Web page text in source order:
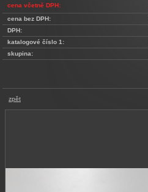
cena včetně DPH:
cena bez DPH:
DPH:
katalogové číslo 1:
skupina:
zpět